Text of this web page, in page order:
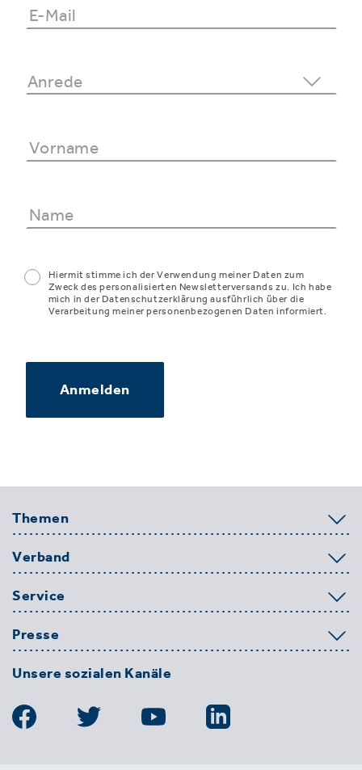
Hiermit stimme ich der Verwendung meiner Daten zum
Zweck des personalisierten Newsletterversands zu. Ich habe
mich in der Datenschutzerklärung ausführlich über die
Verarbeitung meiner personenbezogenen Daten informiert.
Anmelden
Themen
Verband
Service
Presse
Unsere sozialen Kanäle